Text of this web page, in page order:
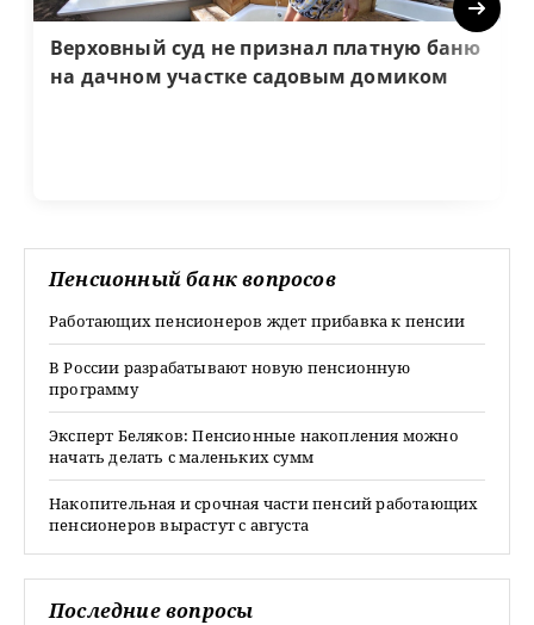
Верховный суд не признал платную баню
на дачном участке садовым домиком
Next
Пенсионный банк вопросов
Работающих пенсионеров ждет прибавка к пенсии
В России разрабатывают новую пенсионную
программу
Эксперт Беляков: Пенсионные накопления можно
начать делать с маленьких сумм
Накопительная и срочная части пенсий работающих
пенсионеров вырастут с августа
Последние вопросы